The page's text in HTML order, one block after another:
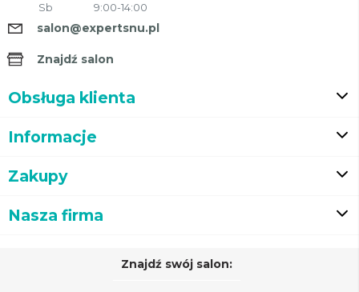
Sb
9:00-14:00
salon@expertsnu.pl
Znajdź salon
Obsługa klienta
Informacje
Zakupy
Nasza firma
Znajdź swój salon: